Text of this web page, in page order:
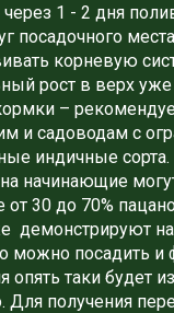
через 1 - 2 дня
посадочного
корневую
рост в верх
–
и садоводам с
индичные сорта.
начинающие
от 30 до 70%
демонстрируют
можно посадить
таки будет
получения